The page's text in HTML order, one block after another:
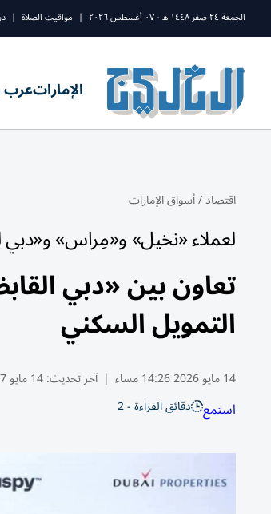
الجمعة ٢٤ صفر ١٤٤٨ ه - ٠٧ أغسطس ٢٠٢٦ | مواقيت الصلاة |
الإماراتعرب
اقتصاد/أسواق الإمارات
لعملاء «نخيل» و«مِراس» و«دبي
تعاون بين «دبي
التمويل السكني
14 مايو 2026 14:26 مساء | آخر تحديث:14 مايو 15:07 2026
استمع دقائق القراءة - 2